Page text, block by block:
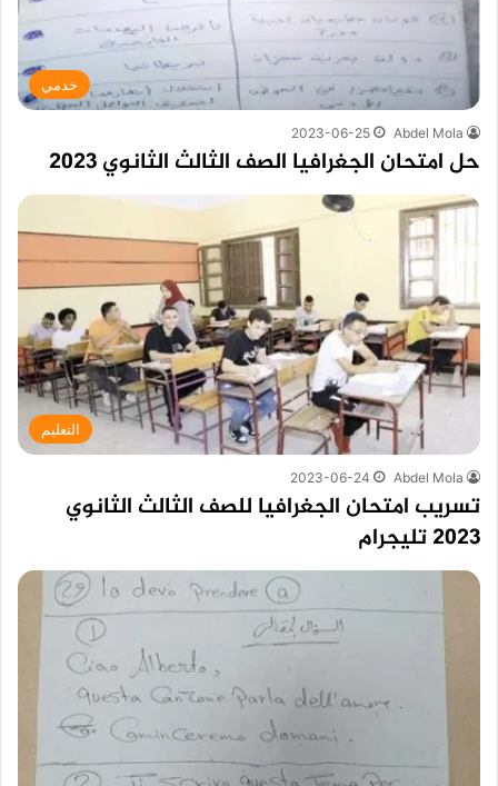
خدمي
Abdel Mola
2023-06-25
حل امتحان الجغرافيا الصف الثالث الثانوي 2023
التعليم
Abdel Mola
2023-06-24
تسريب امتحان الجغرافيا للصف الثالث الثانوي
2023 تليجرام